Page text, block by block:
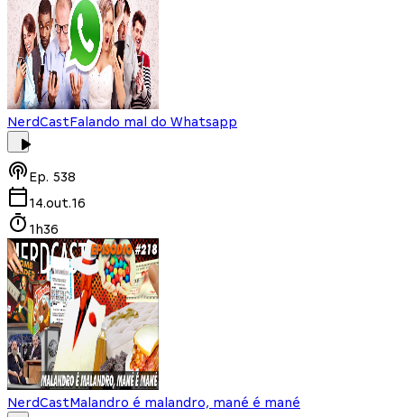
NerdCastFalando mal do Whatsapp
Ep. 538
14.out.16
1h36
NerdCastMalandro é malandro, mané é mané